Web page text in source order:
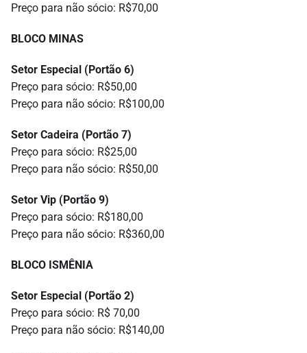
Preço para não sócio: R$70,00
BLOCO MINAS
Setor Especial (Portão 6)
Preço para sócio: R$50,00
Preço para não sócio: R$100,00
Setor Cadeira (Portão 7)
Preço para sócio: R$25,00
Preço para não sócio: R$50,00
Setor Vip (Portão 9)
Preço para sócio: R$180,00
Preço para não sócio: R$360,00
BLOCO ISMÊNIA
Setor Especial (Portão 2)
Preço para sócio: R$ 70,00
Preço para não sócio: R$140,00